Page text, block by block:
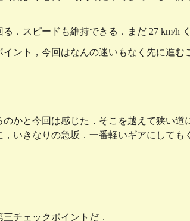
．スピードも維持できる．まだ 27 km/h
ント，今回はなんの迷いもなく先に進
かと今回は感じた．そこを越えて狭い
いきなりの急坂．一番軽いギアにして
チェックポイントだ．